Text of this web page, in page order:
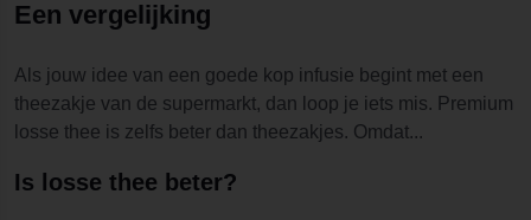
Een vergelijking
Als jouw idee van een goede kop infusie begint met een
theezakje van de supermarkt, dan loop je iets mis. Premium
losse thee is zelfs beter dan theezakjes. Omdat...
Is losse thee beter?